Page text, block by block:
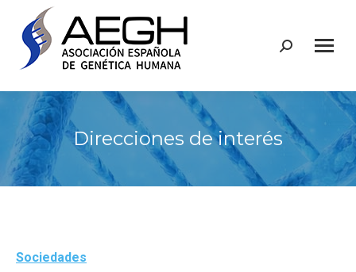
Buscar:
Direcciones de interés
Sociedades